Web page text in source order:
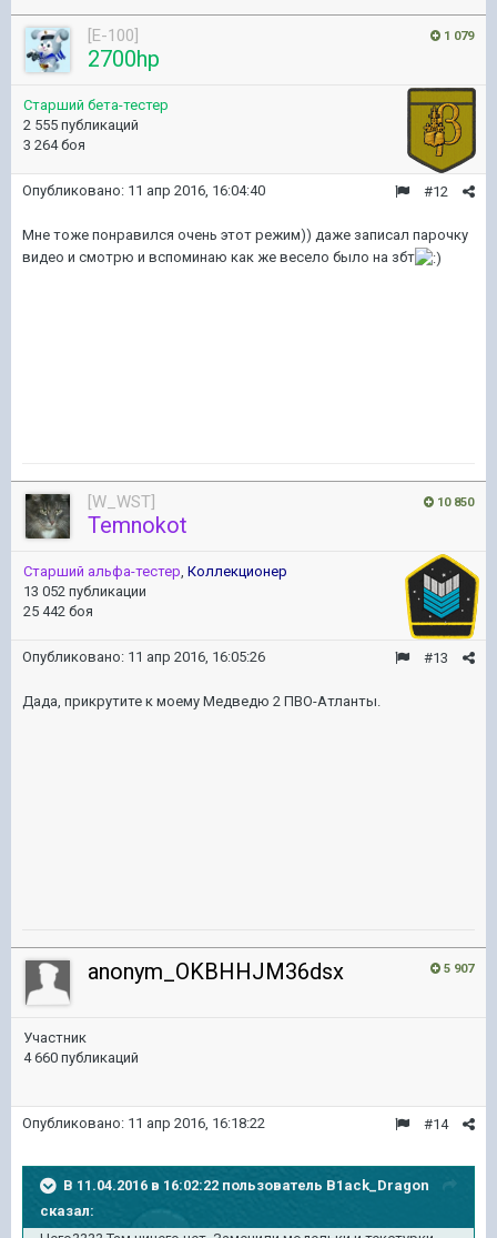
1 079
[E-100]
2700hp
Старший бета-тестер
2 555 публикаций
3 264 боя
#12
Опубликовано: 11 апр 2016, 16:04:40
Мне тоже понравился очень этот режим)) даже записал парочку
видео и смотрю и вспоминаю как же весело было на збт
10 850
[W_WST]
Temnokot
Старший альфа-тестер, Коллекционер
13 052 публикации
25 442 боя
#13
Опубликовано: 11 апр 2016, 16:05:26
Дада, прикрутите к моему Медведю 2 ПВО-Атланты.
5 907
anonym_OKBHHJM36dsx
Участник
4 660 публикаций
#14
Опубликовано: 11 апр 2016, 16:18:22
В 11.04.2016 в 16:02:22 пользователь B1ack_Dragon
сказал: